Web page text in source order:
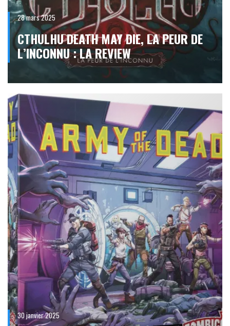
28 mars 2025
CTHULHU DEATH MAY DIE, LA PEUR DE
L’INCONNU : LA REVIEW
30 janvier 2025